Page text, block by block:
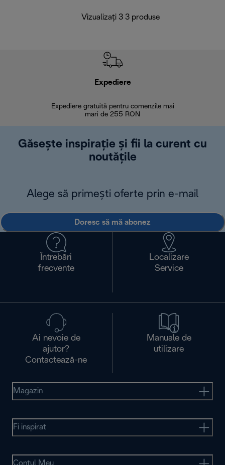
Vizualizați 3 3 produse
Expediere
Expediere gratuită pentru comenzile mai
mari de 255 RON
Găsește inspirație și fii la curent cu
noutățile
Alege să primești oferte prin e-mail
Doresc să mă abonez
Întrebări
frecvente
Localizare
Service
Ai nevoie de
ajutor?
Contactează-ne
Manuale de
utilizare
Magazin
Fi inspirat
Contul Meu